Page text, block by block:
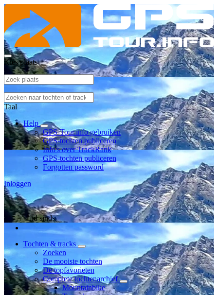
Kies plaats
Taal
Help
GPS-Tour.info gebruiken
GPS-tochten publiceren
Info's over TrackRank
GPS-tochten publiceren
Forgotten password
Inloggen
Lid sinds
Tochten & tracks
Zoeken
De mooiste tochten
De topfavorieten
Complete tochtenarchief
Mountainbike